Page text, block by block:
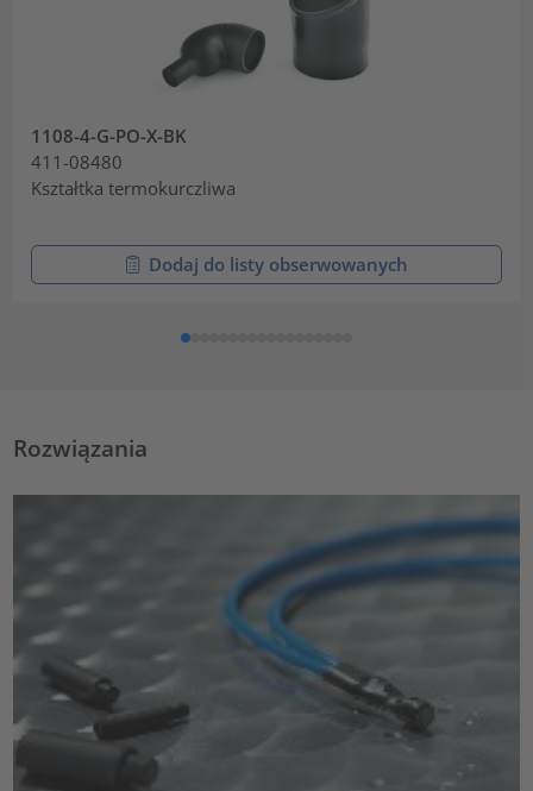
1108-4-G-PO-X-BK
411-08480
Kształtka termokurczliwa
Dodaj do listy obserwowanych
Rozwiązania